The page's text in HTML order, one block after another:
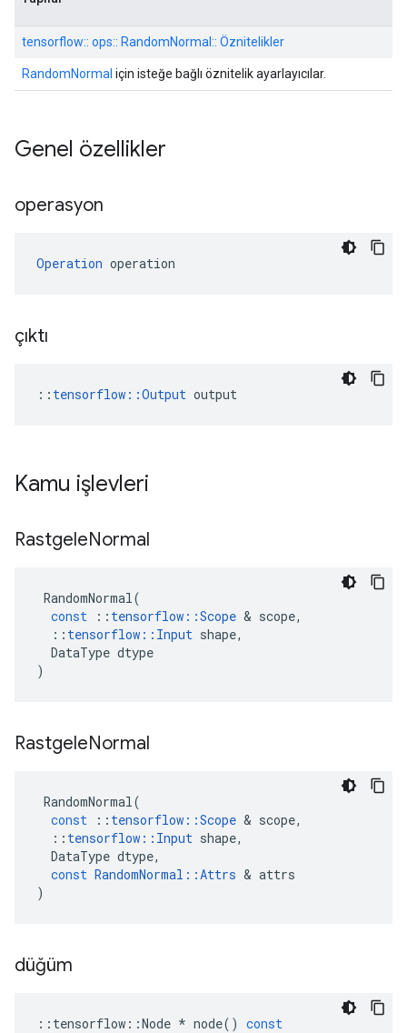
tensorflow:: ops:: RandomNormal:: Öznitelikler
RandomNormal için isteğe bağlı öznitelik ayarlayıcılar.
Genel özellikler
operasyon
Operation operation
çıktı
:: tensorflow::Output output
Kamu işlevleri
RastgeleNormal
RandomNormal(
const
:: tensorflow ::Scope & scope,
:: tensorflow :: Input shape,
DataType dtype
)
RastgeleNormal
RandomNormal(
const
:: tensorflow ::Scope & scope,
:: tensorflow :: Input shape,
DataType dtype,
const RandomNormal ::Attrs & attrs
)
düğüm
:: tensorflow ::Node * node() const